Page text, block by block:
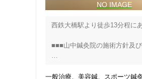
西鉄大橋駅より徒歩13分程に
■■■山中鍼灸院の施術方針及
一般治療 美容鍼 スポーツ鍼